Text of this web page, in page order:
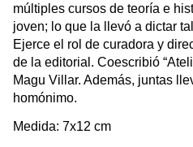
múltiples cursos de teoría e
joven; lo que la llevó a dictar
Ejerce el rol de curadora y
de la editorial. Coescribió
Magu Villar. Además, juntas
homónimo.
Medida: 7x12 cm